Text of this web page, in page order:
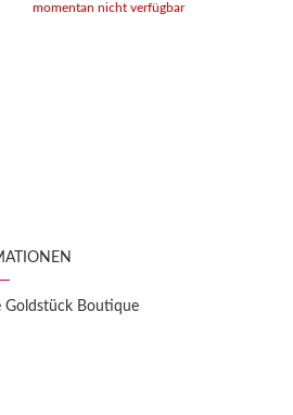
momentan nicht verfügbar
Goldstück Boutique